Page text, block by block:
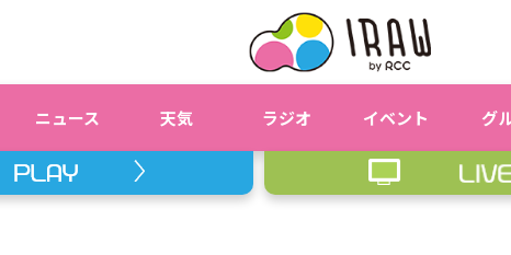
ニュース 天気 ラジオ イベント グ